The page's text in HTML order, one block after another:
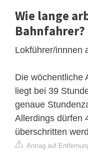
Wie lange
Bahnfahrer?
Lokführer/innnen
Die wöchentliche
liegt bei 39
genaue
Allerdings dürfen
überschritten
Antrag auf